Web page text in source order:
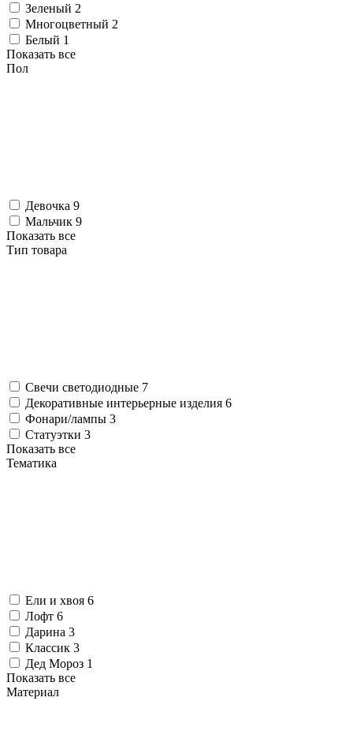
Зеленый 2
Многоцветный 2
Белый 1
Показать все
Пол
Девочка 9
Мальчик 9
Показать все
Тип товара
Свечи светодиодные 7
Декоративные интерьерные изделия 6
Фонари/лампы 3
Статуэтки 3
Показать все
Тематика
Ели и хвоя 6
Лофт 6
Дарина 3
Классик 3
Дед Мороз 1
Показать все
Материал